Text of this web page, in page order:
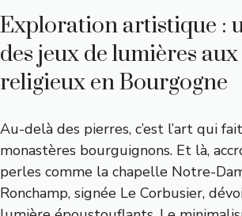
Exploration artistique :
des jeux de lumières
religieux en Bourgogne
Au-delà des pierres, c’est l’art qui
monastères bourguignons. Et là,
perles comme la chapelle Notre-
Ronchamp, signée Le Corbusier,